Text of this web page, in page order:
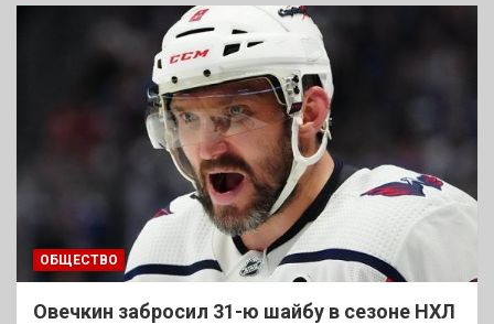
ОБЩЕСТВО
Овечкин забросил 31-ю шайбу в сезоне НХЛ